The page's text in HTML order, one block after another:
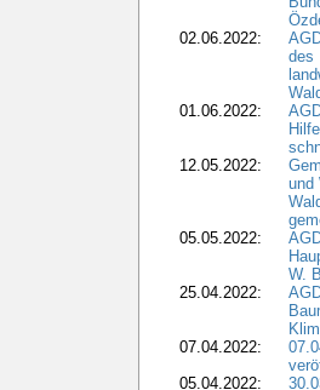
02.06.2022:
des
01.06.2022:
12.05.2022:
und
05.05.2022:
W.
25.04.2022:
07.04.2022:
05.04.2022: